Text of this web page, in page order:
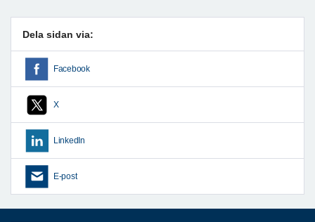
Dela sidan via:
Facebook
X
LinkedIn
E-post